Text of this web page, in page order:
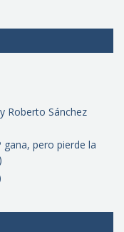
Roberto Sánchez
gana, pero pierde la